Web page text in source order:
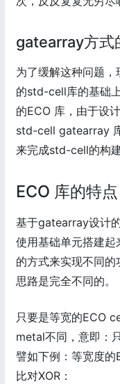
gatearray方式
为了缓解这种问题
的std-cell库的基础
的ECO 库，由于设
std-cell gatearray
来完成std-cell的构建
ECO 库的特点
基于gatearray设计
使用基础单元搭建
的方式来实现不同
思路是完全不同的。
只要是等宽的ECO
metal不同，意即：
譬如下例：等宽度
比对XOR：